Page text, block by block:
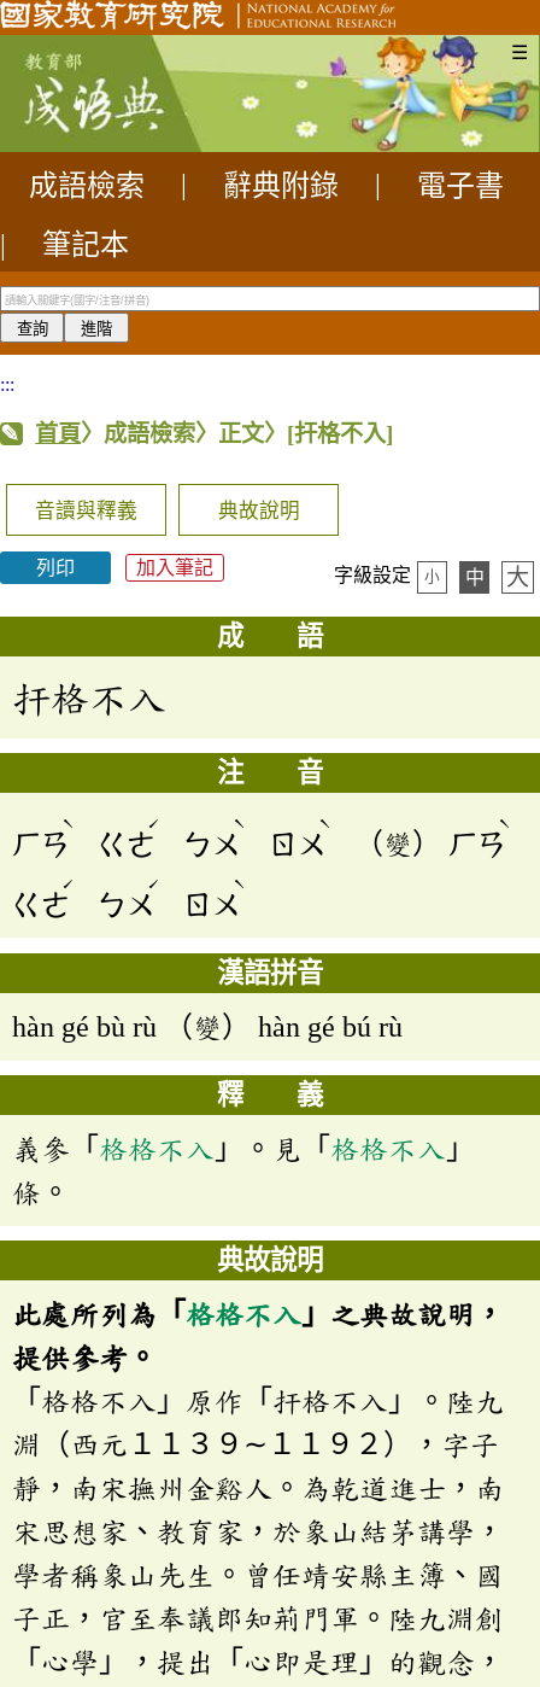
☰
成語檢索 辭典附錄
電子書
|
筆記本
:::
首頁〉成語檢索〉正文〉 [扞格不入]
音讀與釋義 典故說明
列印 加入筆記 字級設定 小 中 大
成 語
扞格不入
注 音
ㄏㄢ
ˋ
ㄍㄜ
ˊ
ㄅㄨ
ˋ
ㄖㄨ
ˋ
（變） ㄏㄢ
ˋ
ㄍㄜ
ˊ
ㄅㄨ
ˊ
ㄖㄨ
ˋ
漢語拼音
hàn gé bù rù （變） hàn gé bú rù
釋 義
義參「 格格不入 」。見「 格格不入 」
條。
典故說明
此處所列為「 格格不入 」之典故說明，
提供參考。
「格格不入」原作「扞格不入」。陸九
淵（西元１１３９∼１１９２），字子
靜，南宋撫州金谿人。為乾道進士，南
宋思想家、教育家，於象山結茅講學，
學者稱象山先生。曾任靖安縣主簿、國
子正，官至奉議郎知荊門軍。陸九淵創
「心學」，提出「心即是理」的觀念，